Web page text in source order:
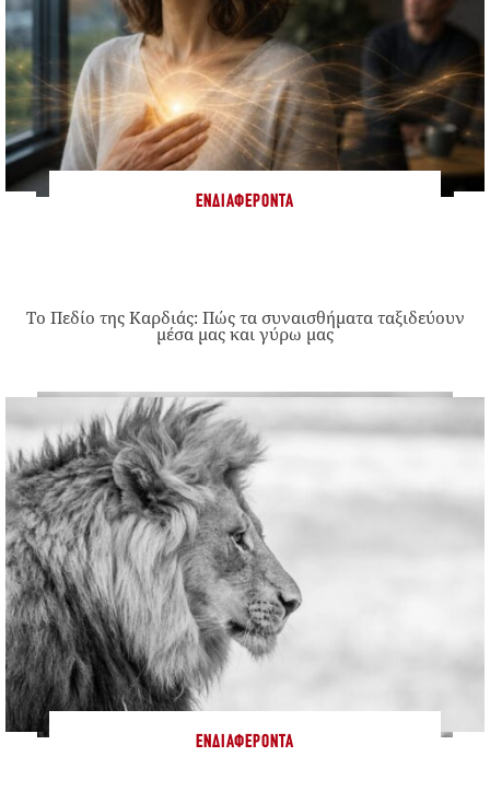
ΕΝΔΙΑΦΈΡΟΝΤΑ
Το Πεδίο της Καρδιάς: Πώς τα συναισθήματα ταξιδεύουν
μέσα μας και γύρω μας
ΕΝΔΙΑΦΈΡΟΝΤΑ